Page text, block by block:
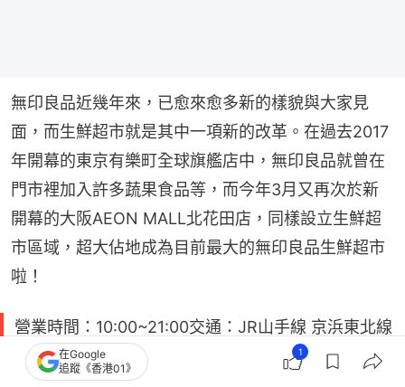
無印良品近幾年來，已愈來愈多新的樣貌與大家見
面，而生鮮超市就是其中一項新的改革。在過去2017
年開幕的東京有樂町全球旗艦店中，無印良品就曾在
門市裡加入許多蔬果食品等，而今年3月又再次於新
開幕的大阪AEON MALL北花田店，同樣設立生鮮超
市區域，超大佔地成為目前最大的無印良品生鮮超市
啦！
營業時間：10:00~21:00交通：JR山手線 京浜東北線
「有楽町駅」地址：東京都千代田区丸の内3-8-3
在Google
追蹤《香港01》
1